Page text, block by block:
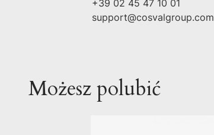
+39 02 45 47 10 01
support@cosvalgroup.com
Możesz polubić